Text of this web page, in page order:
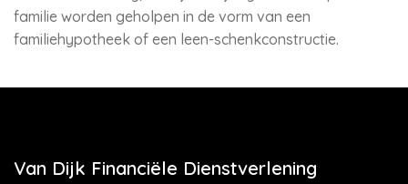
familie worden geholpen in de vorm van een
familiehypotheek of een leen-schenkconstructie.
Van Dijk Financiële Dienstverlening